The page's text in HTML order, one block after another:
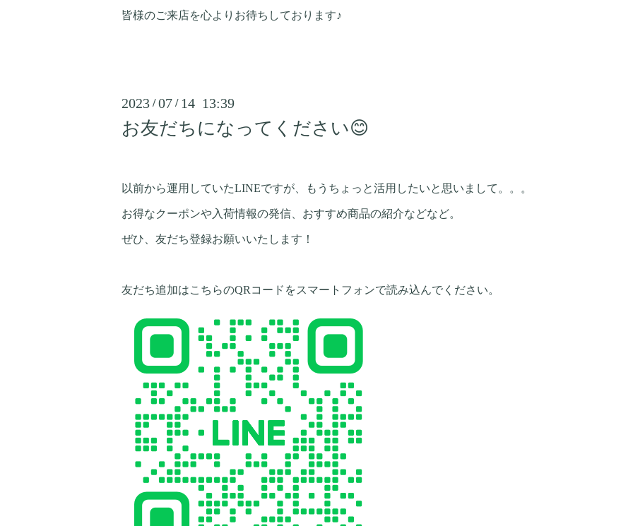
皆様のご来店を心よりお待ちしております♪
2023 /07 / 14 13:39
お友だちになってください😊
以前から運用していたLINEですが、もうちょっと活用したいと思いまして。。。
お得なクーポンや入荷情報の発信、おすすめ商品の紹介などなど。
ぜひ、友だち登録お願いいたします！
友だち追加はこちらのQRコードをスマートフォンで読み込んでください。